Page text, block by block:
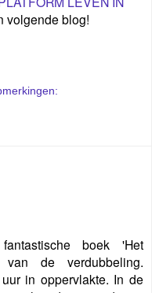
volgende blog!
boek 'Het
de verdubbeling.
in oppervlakte. In de